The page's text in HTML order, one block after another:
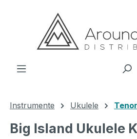
Zum Hauptinhalt springen
Instrumente Ukulele Tenor
Big Island Ukulele